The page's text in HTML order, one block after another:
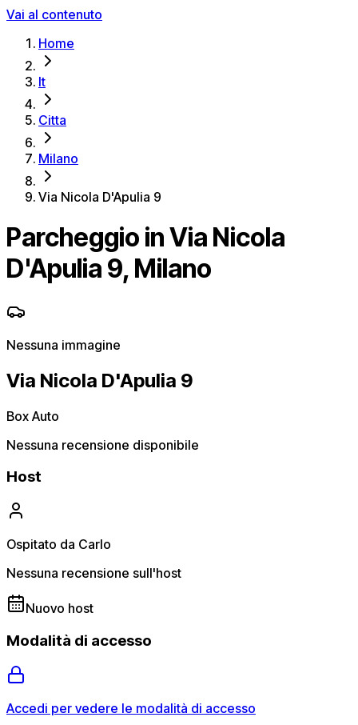
Vai al contenuto
Home
It
Citta
Milano
Via Nicola D'Apulia 9
Parcheggio in Via Nicola
D'Apulia 9, Milano
Nessuna immagine
Via Nicola D'Apulia 9
Box Auto
Nessuna recensione disponibile
Host
Ospitato da Carlo
Nessuna recensione sull'host
Nuovo host
Modalità di accesso
Accedi per vedere le modalità di accesso